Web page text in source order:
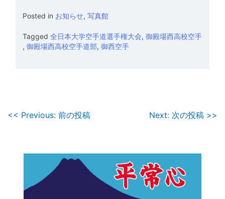
Posted in お知らせ, 写真館
Tagged 全日本大学空手道選手権大会, 御殿場西高校空手
, 御殿場西高校空手道部, 御西空手
投
<< Previous: 前の投稿 Next: 次の投稿 >>